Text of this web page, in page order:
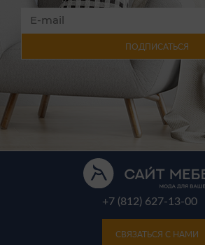
ПОДПИСАТЬСЯ
+7 (812) 627-13-00
СВЯЗАТЬСЯ С НАМИ